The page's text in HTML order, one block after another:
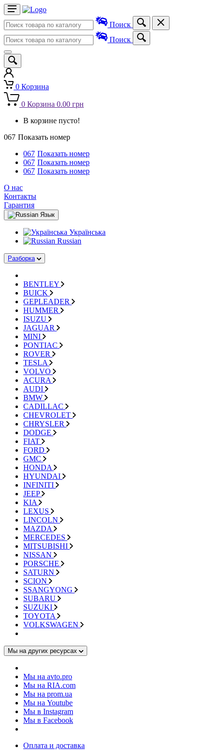
Поиск
Поиск
0 Корзина
0 Корзина 0.00 грн
В корзине пусто!
067 Показать номер
067 Показать номер
067 Показать номер
067 Показать номер
О нас
Контакты
Гарантия
Язык
Українська
Russian
Разборка
BENTLEY
BUICK
GEPLEADER
HUMMER
ISUZU
JAGUAR
MINI
PONTIAC
ROVER
TESLA
VOLVO
ACURA
AUDI
BMW
CADILLAC
CHEVROLET
CHRYSLER
DODGE
FIAT
FORD
GMC
HONDA
HYUNDAI
INFINITI
JEEP
KIA
LEXUS
LINCOLN
MAZDA
MERCEDES
MITSUBISHI
NISSAN
PORSCHE
SATURN
SCION
SSANGYONG
SUBARU
SUZUKI
TOYOTA
VOLKSWAGEN
Мы на других ресурсах
Мы на avto.pro
Мы на RIA.com
Мы на prom.ua
Мы на Youtube
Мы в Instagram
Мы в Facebook
Оплата и доставка